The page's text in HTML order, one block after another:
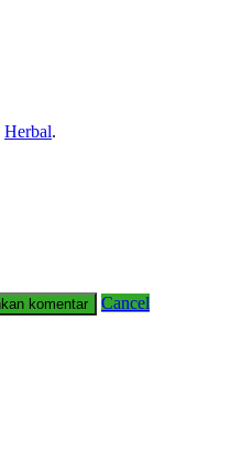
Herbal.
Cancel